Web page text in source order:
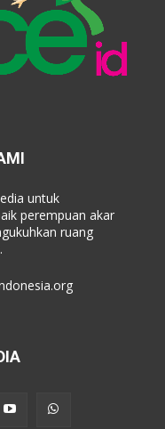
untuk
perempuan akar
ruang